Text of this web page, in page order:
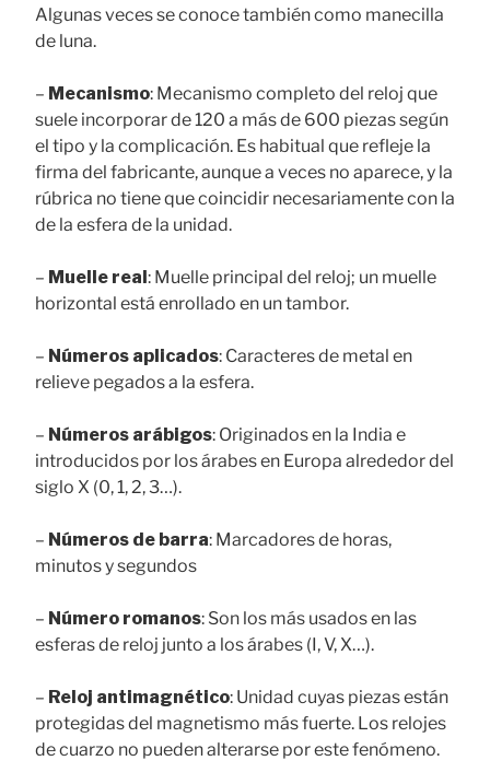
Algunas veces se conoce también como manecilla
de luna.
– Mecanismo: Mecanismo completo del reloj que
suele incorporar de 120 a más de 600 piezas según
el tipo y la complicación. Es habitual que refleje la
firma del fabricante, aunque a veces no aparece, y la
rúbrica no tiene que coincidir necesariamente con la
de la esfera de la unidad.
– Muelle real: Muelle principal del reloj; un muelle
horizontal está enrollado en un tambor.
– Números aplicados: Caracteres de metal en
relieve pegados a la esfera.
– Números arábigos: Originados en la India e
introducidos por los árabes en Europa alrededor del
siglo X (0, 1, 2, 3…).
– Números de barra: Marcadores de horas,
minutos y segundos
– Número romanos: Son los más usados en las
esferas de reloj junto a los árabes (I, V, X…).
– Reloj antimagnético: Unidad cuyas piezas están
protegidas del magnetismo más fuerte. Los relojes
de cuarzo no pueden alterarse por este fenómeno.